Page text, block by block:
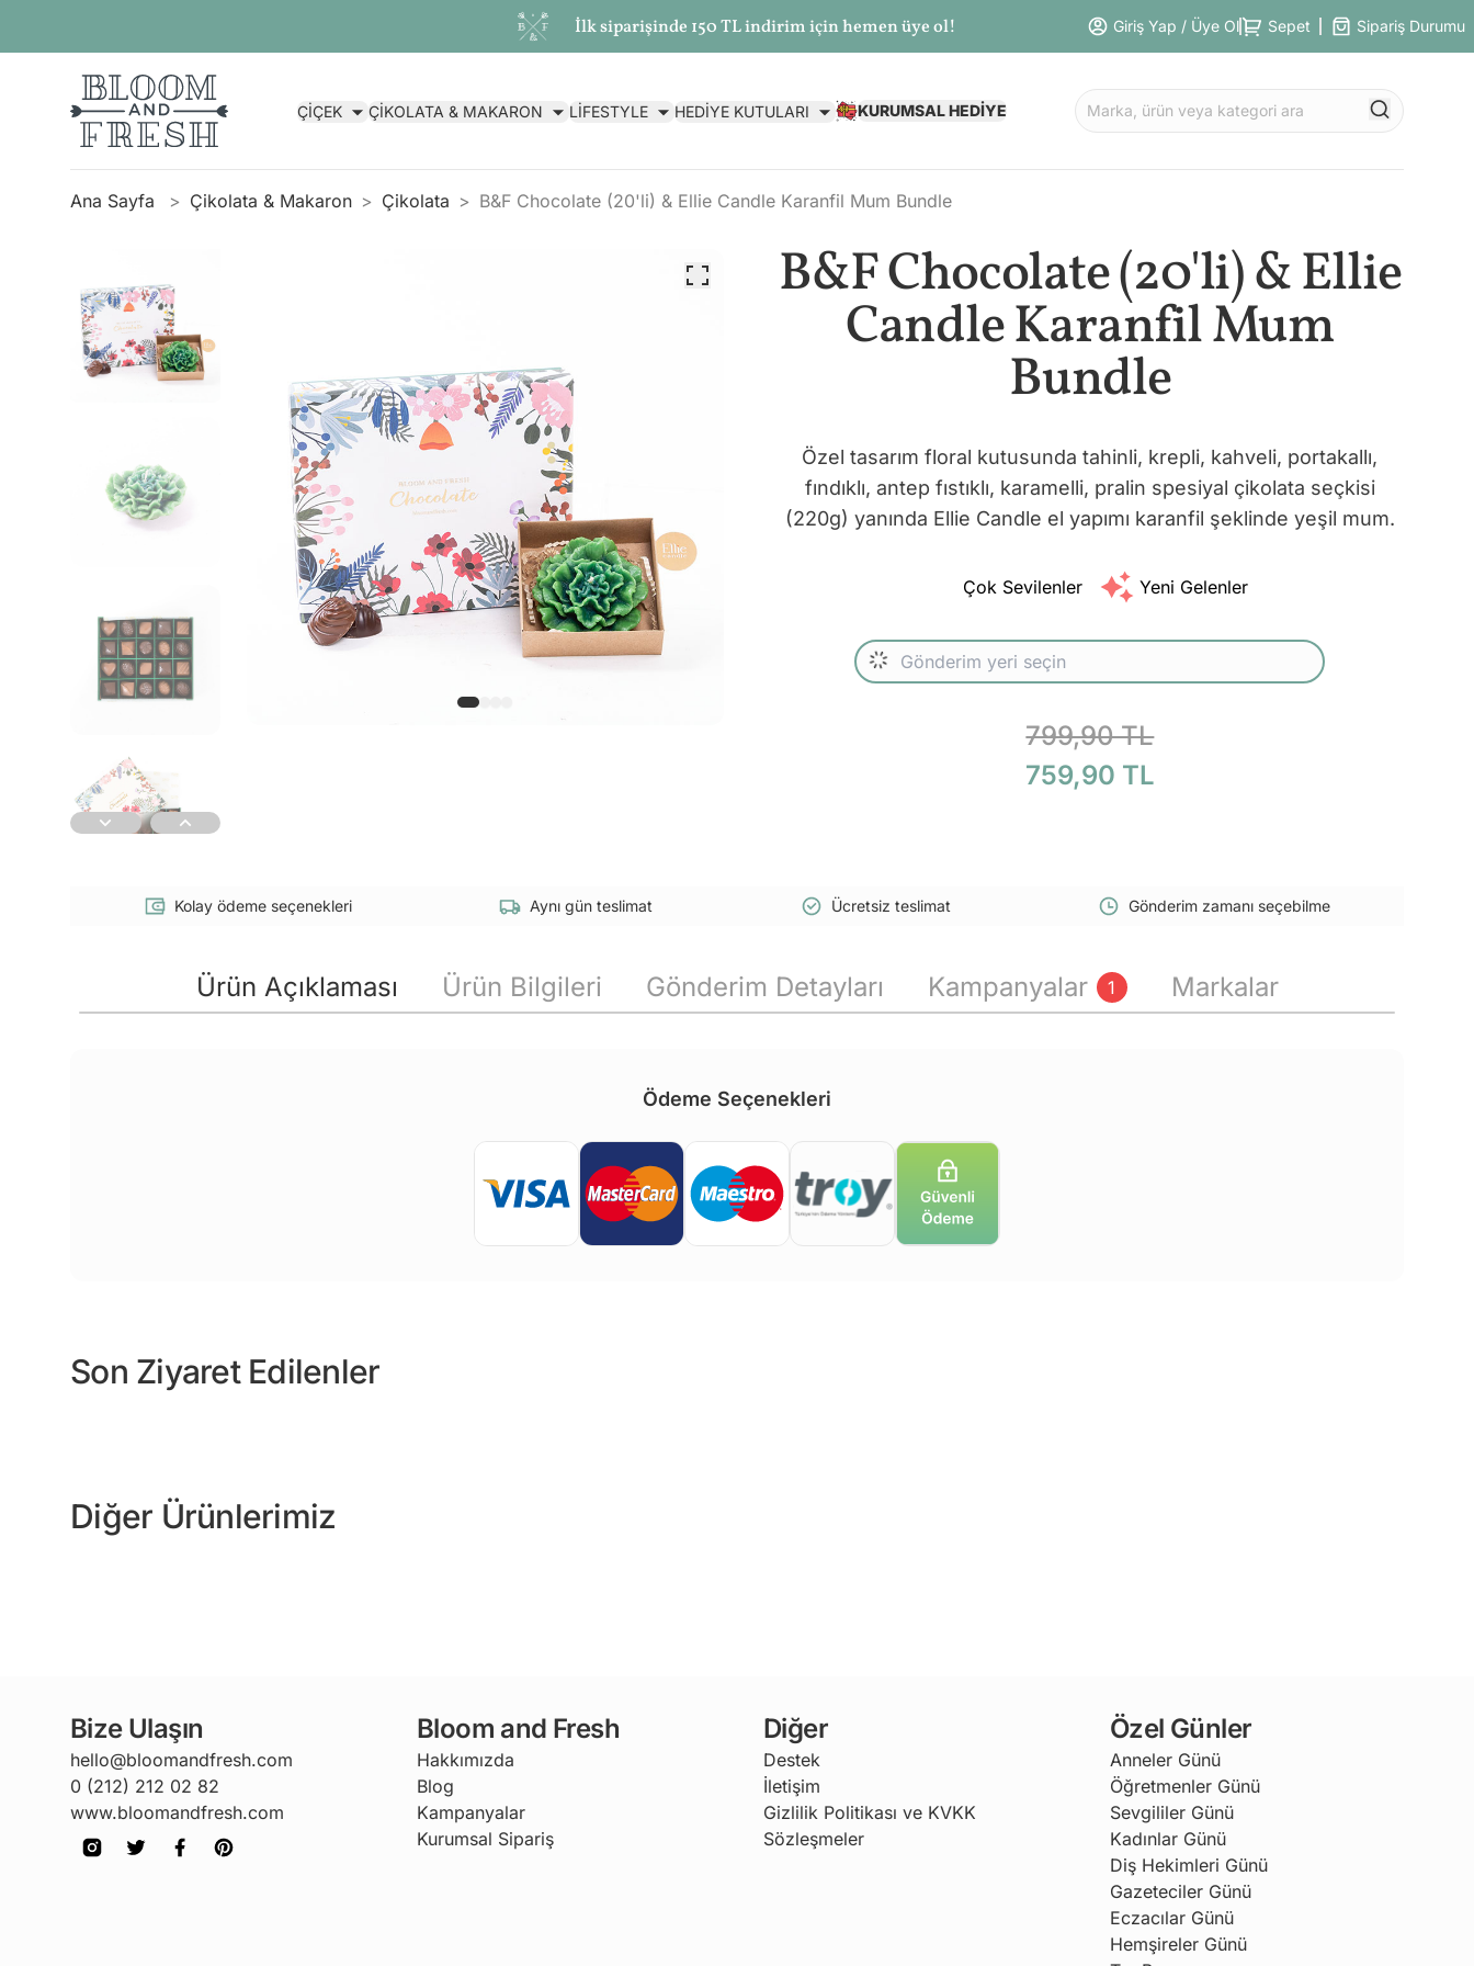
İlk siparişinde 150 TL indirim için hemen üye ol! Giriş Yap / Üye Ol Sepet Sipariş Durumu
ÇİÇEK ÇİKOLATA & MAKARON LİFESTYLE HEDİYE KUTULARI KURUMSAL HEDİYE
Ana Sayfa Çikolata & Makaron Çikolata B&F Chocolate (20'li) & Ellie Candle Karanfil Mum Bundle
B&F Chocolate (20'li) & Ellie
Candle Karanfil Mum
Bundle
Özel tasarım floral kutusunda tahinli, krepli, kahveli, portakallı,
fındıklı, antep fıstıklı, karamelli, pralin spesiyal çikolata seçkisi
(220g) yanında Ellie Candle el yapımı karanfil şeklinde yeşil mum.
Çok Sevilenler Yeni Gelenler
799,90 TL
759,90 TL
Kolay ödeme seçenekleri Aynı gün teslimat Ücretsiz teslimat Gönderim zamanı seçebilme
Ürün Açıklaması Ürün Bilgileri Gönderim Detayları Kampanyalar 1 Markalar
Ödeme Seçenekleri
Son Ziyaret Edilenler
Diğer Ürünlerimiz
Bize Ulaşın
hello@bloomandfresh.com
0 (212) 212 02 82
www.bloomandfresh.com
Bloom and Fresh
Hakkımızda
Blog
Kampanyalar
Kurumsal Sipariş
Diğer
Destek
İletişim
Gizlilik Politikası ve KVKK
Sözleşmeler
Özel Günler
Anneler Günü
Öğretmenler Günü
Sevgililer Günü
Kadınlar Günü
Diş Hekimleri Günü
Gazeteciler Günü
Eczacılar Günü
Hemşireler Günü